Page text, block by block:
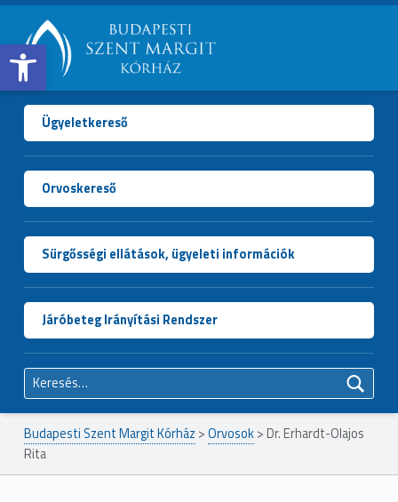
Open toolbar
BUDAPESTI
SZENT
MARGIT
KÓRHÁZ
Ügyeletkereső
Orvoskereső
Sürgősségi ellátások, ügyeleti információk
Járóbeteg Irányítási Rendszer
Keresés:
Budapesti Szent Margit Kórház >Orvosok> Dr. Erhardt-Olajos
Rita